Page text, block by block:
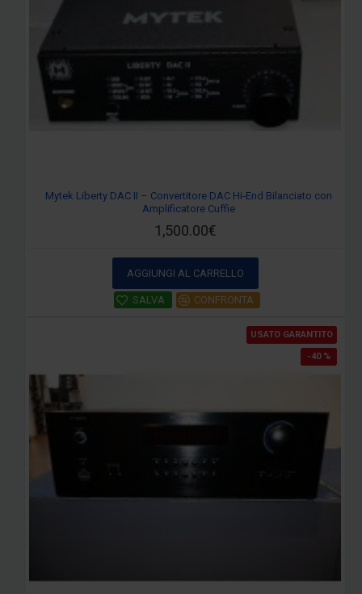
Mytek Liberty DAC II – Convertitore DAC Hi-End Bilanciato con
Amplificatore Cuffie
1,500.00€
AGGIUNGI AL CARRELLO
SALVA CONFRONTA
USATO GARANTITO
-40 %